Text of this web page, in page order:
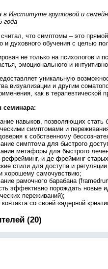
в Институте групповой и
года
что симптомы – это
и духовного обучения с целью
не только на психологов и
эмоционального и
уникальную
визуализации и другим
как в терапевтической
навыков, позволяющих стать
симптомами и
к собственному
симптома для быстрого
метафоры для быстрого
и де-фрейминг
стили для доступа и
хорошему самочувствию;
рамочного барабана
эффективно порождать новые
переживаний);
со своей «ядерной
(20)